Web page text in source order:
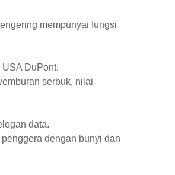
mempunyai fungsi
DuPont.
serbuk, nilai
data.
dengan bunyi dan